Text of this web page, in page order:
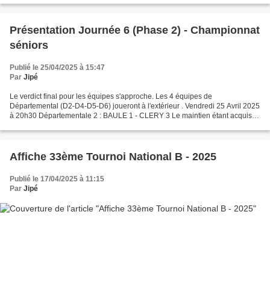
Présentation Journée 6 (Phase 2) - Championnat
séniors
Publié le 25/04/2025 à 15:47
Par Jipé
Le verdict final pour les équipes s'approche. Les 4 équipes de
Départemental (D2-D4-D5-D6) joueront à l'extérieur . Vendredi 25 Avril 2025
à 20h30 Départementale 2 : BAULE 1 - CLERY 3 Le maintien étant acquis,
Affiche 33ème Tournoi National B - 2025
Publié le 17/04/2025 à 11:15
Par Jipé